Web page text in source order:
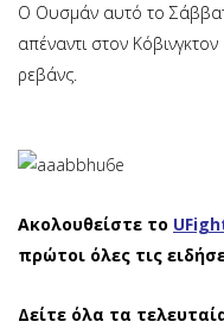
Ο Ουσμάν αυτό το
απέναντι στον
ρεβάνς.
Ακολουθείστε το
πρώτοι όλες τις
Δείτε όλα τα